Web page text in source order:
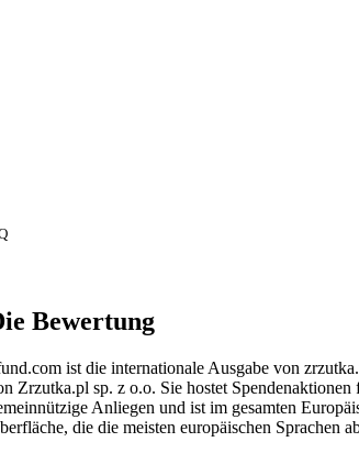
Bewertung
ist die internationale Ausgabe von
Zrzutka.pl sp. z o.o. Sie hostet
Anliegen und ist im gesamten
die die meisten europäischen Sprachen